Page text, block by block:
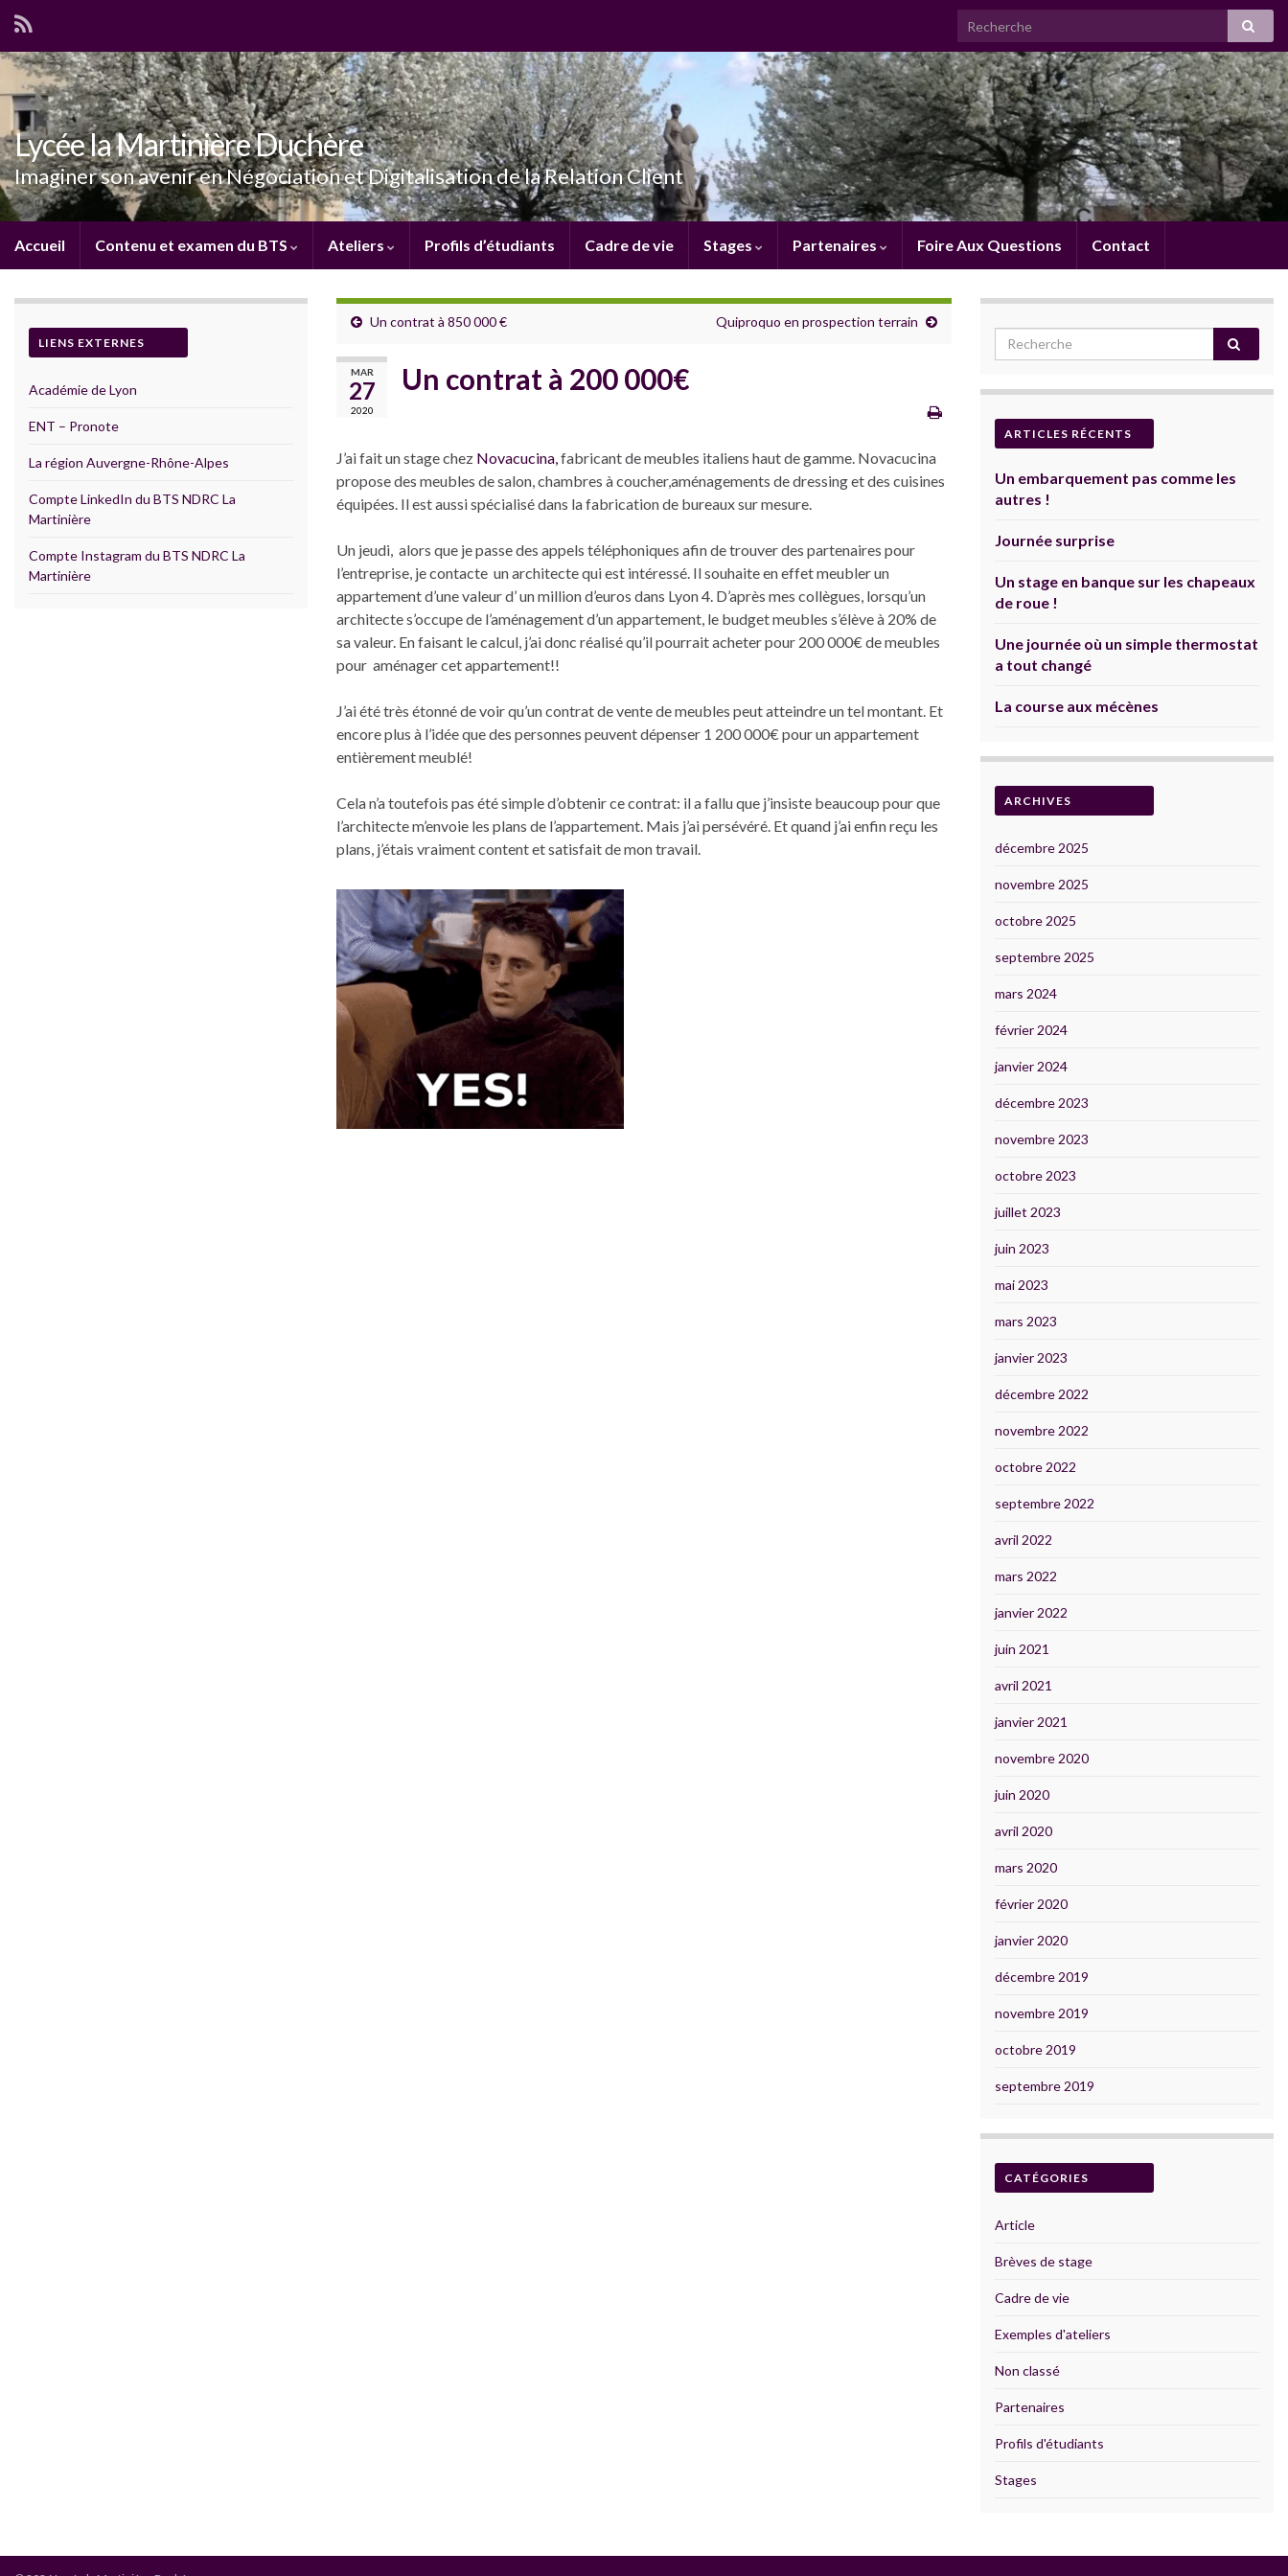
Lycée la Martinière Duchère
Imaginer son avenir en Négociation et Digitalisation de la Relation Client
Accueil Contenu et examen du BTS Ateliers Profils d’étudiants Cadre de vie Stages Partenaires Foire Aux Questions Contact
Un contrat à 850 000 € Quiproquo en prospection terrain
MAR
27
2020
Un contrat à 200 000€
J’ai fait un stage chez Novacucina, fabricant de meubles italiens haut de gamme. Novacucina
propose des meubles de salon, chambres à coucher,aménagements de dressing et des cuisines
équipées. Il est aussi spécialisé dans la fabrication de bureaux sur mesure.
Un jeudi, alors que je passe des appels téléphoniques afin de trouver des partenaires pour
l’entreprise, je contacte un architecte qui est intéressé. Il souhaite en effet meubler un
appartement d’une valeur d’ un million d’euros dans Lyon 4. D’après mes collègues, lorsqu’un
architecte s’occupe de l’aménagement d’un appartement, le budget meubles s’élève à 20% de
sa valeur. En faisant le calcul, j’ai donc réalisé qu’il pourrait acheter pour 200 000€ de meubles
pour aménager cet appartement!!
J’ai été très étonné de voir qu’un contrat de vente de meubles peut atteindre un tel montant. Et
encore plus à l’idée que des personnes peuvent dépenser 1 200 000€ pour un appartement
entièrement meublé!
Cela n’a toutefois pas été simple d’obtenir ce contrat: il a fallu que j’insiste beaucoup pour que
l’architecte m’envoie les plans de l’appartement. Mais j’ai persévéré. Et quand j’ai enfin reçu les
plans, j’étais vraiment content et satisfait de mon travail.
LIENS EXTERNES
Académie de Lyon
ENT – Pronote
La région Auvergne-Rhône-Alpes
Compte LinkedIn du BTS NDRC La
Martinière
Compte Instagram du BTS NDRC La
Martinière
ARTICLES RÉCENTS
Un embarquement pas comme les
autres !
Journée surprise
Un stage en banque sur les chapeaux
de roue !
Une journée où un simple thermostat
a tout changé
La course aux mécènes
ARCHIVES
décembre 2025
novembre 2025
octobre 2025
septembre 2025
mars 2024
février 2024
janvier 2024
décembre 2023
novembre 2023
octobre 2023
juillet 2023
juin 2023
mai 2023
mars 2023
janvier 2023
décembre 2022
novembre 2022
octobre 2022
septembre 2022
avril 2022
mars 2022
janvier 2022
juin 2021
avril 2021
janvier 2021
novembre 2020
juin 2020
avril 2020
mars 2020
février 2020
janvier 2020
décembre 2019
novembre 2019
octobre 2019
septembre 2019
CATÉGORIES
Article
Brèves de stage
Cadre de vie
Exemples d'ateliers
Non classé
Partenaires
Profils d'étudiants
Stages